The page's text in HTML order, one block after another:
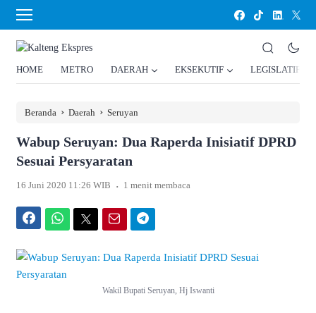
HOME METRO DAERAH EKSEKUTIF LEGISLATIF
Beranda › Daerah › Seruyan
Wabup Seruyan: Dua Raperda Inisiatif DPRD
Sesuai Persyaratan
16 Juni 2020 11:26 WIB . 1 menit membaca
Wakil Bupati Seruyan, Hj Iswanti